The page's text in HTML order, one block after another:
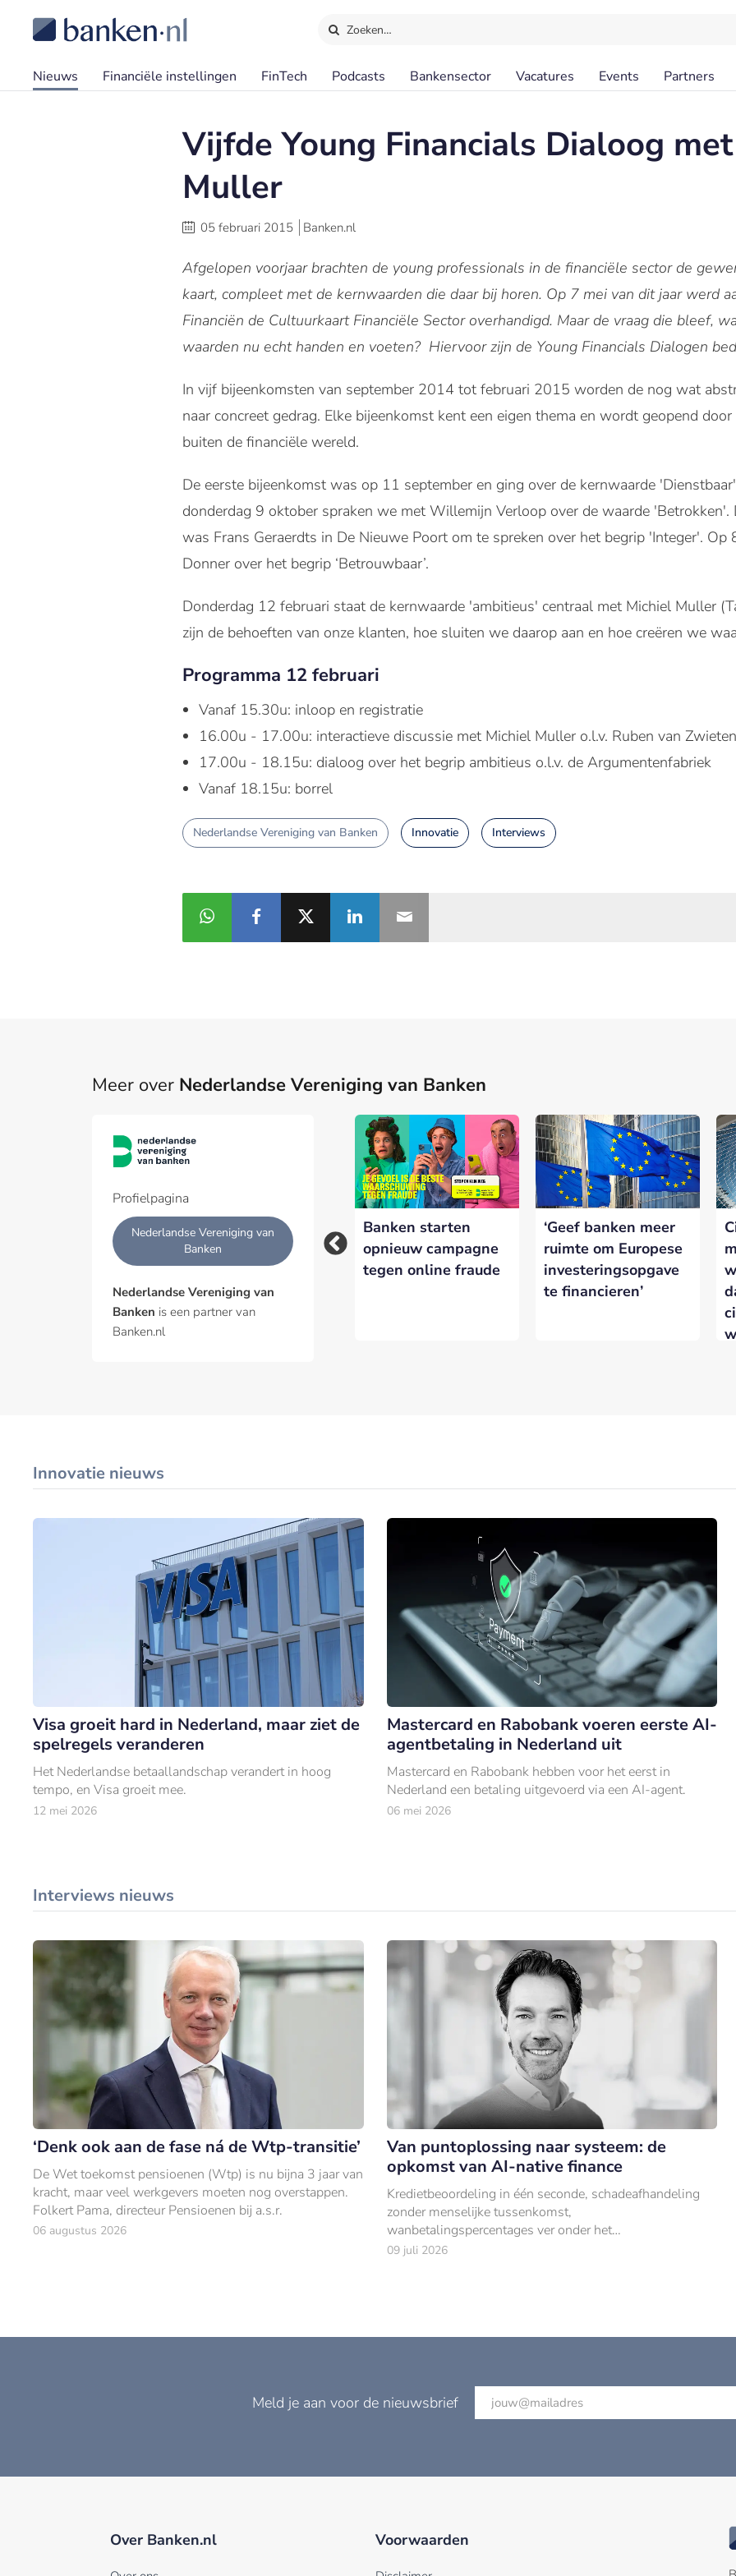
Zoeken…
Nieuws Financiële instellingen FinTech Podcasts Bankensector Vacatures Events Partners
Vijfde Young Financials Dialoog
Muller
05 februari 2015 Banken.nl
Afgelopen voorjaar brachten de young professionals in de financiële sector de
kaart, compleet met de kernwaarden die daar bij horen. Op 7 mei van dit jaar werd
Financiën de Cultuurkaart Financiële Sector overhandigd. Maar de vraag die bleef,
waarden nu echt handen en voeten? Hiervoor zijn de Young Financials Dialogen
In vijf bijeenkomsten van september 2014 tot februari 2015 worden de nog wat
naar concreet gedrag. Elke bijeenkomst kent een eigen thema en wordt geopend
buiten de financiële wereld.
De eerste bijeenkomst was op 11 september en ging over de kernwaarde
donderdag 9 oktober spraken we met Willemijn Verloop over de waarde
was Frans Geraerdts in De Nieuwe Poort om te spreken over het begrip 'Integer'. Op
Donner over het begrip ‘Betrouwbaar’.
Donderdag 12 februari staat de kernwaarde 'ambitieus' centraal met Michiel Muller
zijn de behoeften van onze klanten, hoe sluiten we daarop aan en hoe creëren we
Programma 12 februari
Vanaf 15.30u: inloop en registratie
16.00u - 17.00u: interactieve discussie met Michiel Muller o.l.v. Ruben van Zwieten
17.00u - 18.15u: dialoog over het begrip ambitieus o.l.v. de Argumentenfabriek
Vanaf 18.15u: borrel
Nederlandse Vereniging van Banken Innovatie Interviews
Meer over Nederlandse Vereniging van Banken
Profielpagina
Nederlandse Vereniging van
Banken
Nederlandse Vereniging van
Banken is een partner van
Banken.nl
sociale media op:
faciliteren van online
NVB roept overheid
op mee te doen aan
sociaal incasseren
Banken starten
opnieuw campagne
tegen online fraude
‘Geef banken meer
ruimte om Europese
investeringsopgave
te financieren’
Innovatie nieuws
Visa groeit hard in Nederland, maar ziet de
spelregels veranderen
Het Nederlandse betaallandschap verandert in hoog
tempo, en Visa groeit mee.
12 mei 2026
Mastercard en Rabobank voeren eerste AI-
agentbetaling in Nederland uit
Mastercard en Rabobank hebben voor het eerst in
Nederland een betaling uitgevoerd via een AI-agent.
06 mei 2026
Interviews nieuws
‘Denk ook aan de fase ná de Wtp-transitie’
De Wet toekomst pensioenen (Wtp) is nu bijna 3 jaar van
kracht, maar veel werkgevers moeten nog overstappen.
Folkert Pama, directeur Pensioenen bij a.s.r.
06 augustus 2026
Van puntoplossing naar systeem: de
opkomst van AI-native finance
Kredietbeoordeling in één seconde, schadeafhandeling
zonder menselijke tussenkomst,
wanbetalingspercentages ver onder het
branchegemiddelde.
09 juli 2026
Meld je aan voor de nieuwsbrief
Over Banken.nl Voorwaarden